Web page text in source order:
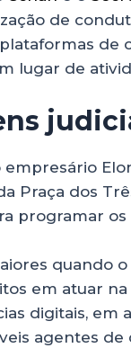
de
de
lugar de
Praça dos
programar os
quando
em atuar
digitais, em
agentes de